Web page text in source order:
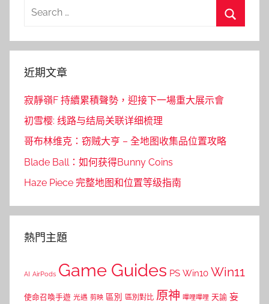
Search
近期文章
寂靜嶺F 持續累積聲勢，迎接下一場重大展示會
初雪樱: 线路与结局关联详细梳理
哥布林维克：窃贼大亨 – 全地图收集品位置攻略
Blade Ball：如何获得Bunny Coins
Haze Piece 完整地图和位置等级指南
熱門主題
AI AirPods Game Guides PS Win10 Win11
使命召喚手遊 光遇 剪映 區別 區別對比 原神 嗶哩嗶哩 天諭 妄